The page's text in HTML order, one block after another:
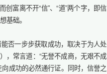
富离不开“信”、“道”两个字，即信
基础。
否一步步获取成功，取决于为人处
，常言道：“无誉不成商，无艰不成
成功的必然通行证。同时，信誉之